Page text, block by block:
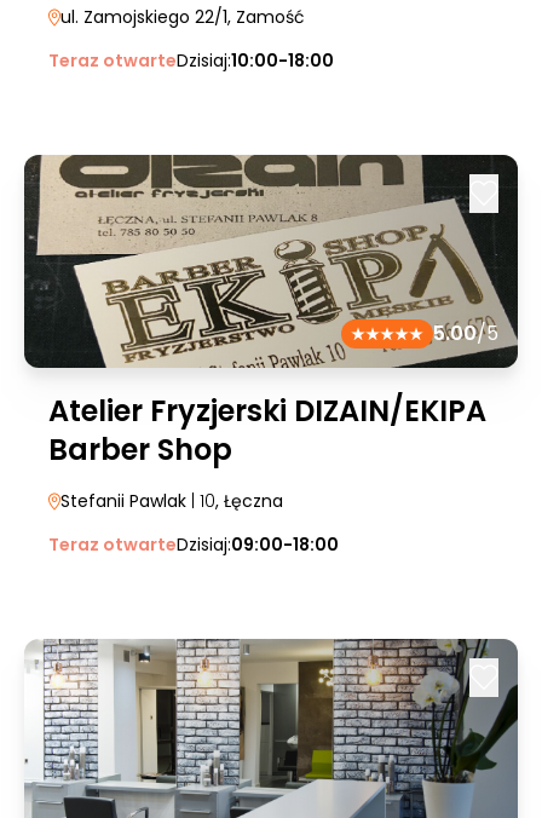
ul. Zamojskiego 22/1, Zamość
Teraz otwarteDzisiaj:10:00-18:00
5.00/5
Atelier Fryzjerski DIZAIN/EKIPA
Barber Shop
Stefanii Pawlak | 10, Łęczna
Teraz otwarteDzisiaj:09:00-18:00